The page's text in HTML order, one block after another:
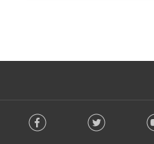
o Facebook Twitter